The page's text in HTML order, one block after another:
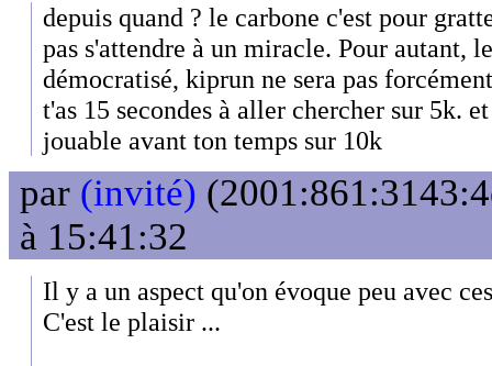
depuis quand ? le carbone c'est pour
pas s'attendre à un miracle. Pour autant,
démocratisé, kiprun ne sera pas
t'as 15 secondes à aller chercher sur 5k.
jouable avant ton temps sur 10k
par (invité)
à 15:41:32
Il y a un aspect qu'on évoque peu avec
C'est le plaisir ...